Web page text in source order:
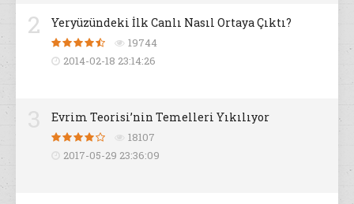
2 Yeryüzündeki İlk Canlı Nasıl Ortaya Çıktı?
19744
2014-02-18 23:14:26
Evrim Teorisi’nin Temelleri Yıkılıyor
18107
2017-05-29 23:36:09